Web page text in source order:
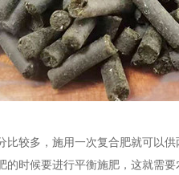
比较多，施用一次复合肥就可以
时候要进行平衡施肥，这就需